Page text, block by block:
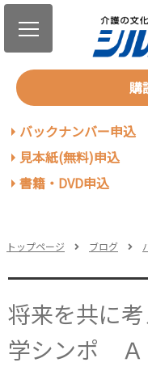
購
バックナンバー申込
見本紙(無料)申込
書籍・DVD申込
トップページ ブログ
将来を共に
学シンポ Ａ